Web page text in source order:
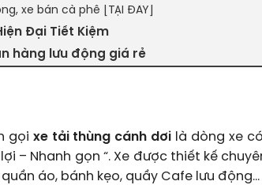
xe bán cà phê [TẠI ĐÂY]
Đại Tiết Kiệm
hàng lưu động giá rẻ
gọi xe tải thùng cánh dơi là dòng xe
– Nhanh gọn “. Xe được thiết kế
áo, bánh kẹo, quầy Cafe lưu động…